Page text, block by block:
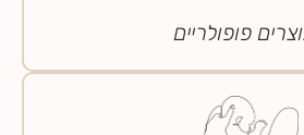
פופולריים